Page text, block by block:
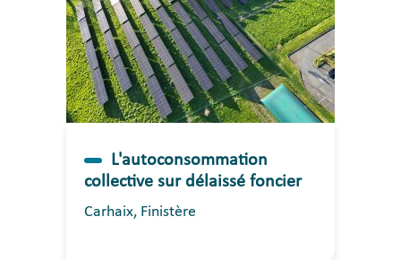
L'autoconsommation
collective sur délaissé foncier
Carhaix, Finistère